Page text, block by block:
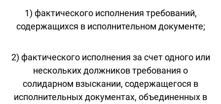
1) фактического исполнения требований,
содержащихся в исполнительном документе;
2) фактического исполнения за счет одного или
нескольких должников требования о
солидарном взыскании, содержащегося в
исполнительных документах, объединенных в